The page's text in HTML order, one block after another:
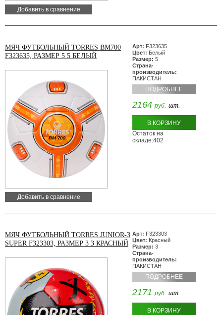
Добавить в сравнение
МЯЧ ФУТБОЛЬНЫЙ TORRES BM700
F323635, РАЗМЕР 5 5 БЕЛЫЙ
Добавить в сравнение
Арт: F323635
Цвет: Белый
Размер: 5
Страна-
производитель:
ПАКИСТАН
ПОДРОБНЕЕ
2164 руб. шт.
В КОРЗИНУ
Остаток на
складе:402
МЯЧ ФУТБОЛЬНЫЙ TORRES JUNIOR-3
SUPER F323303, РАЗМЕР 3 3 КРАСНЫЙ
Арт: F323303
Цвет: Красный
Размер: 3
Страна-
производитель:
ПАКИСТАН
ПОДРОБНЕЕ
2171 руб. шт.
В КОРЗИНУ